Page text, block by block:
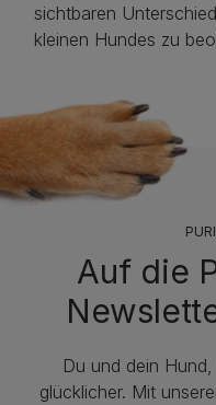
sichtbaren
kleinen Hundes zu
Auf die
Du und dein
glücklicher. Mit